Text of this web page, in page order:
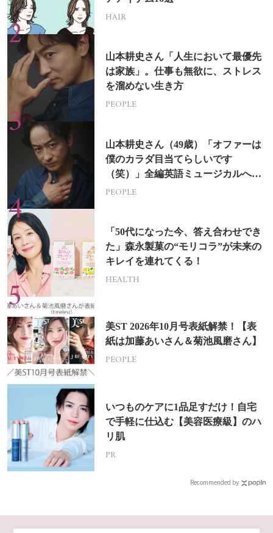
HAIR
山本耕史さん「人生において最優先
は家族」。仕事も無欲に、ストレス
を溜めない生き方
PEOPLE
山本耕史さん（49歳）「オファーは
僕のカラダ目当てらしいです
（笑）」全編英語ミュージカルへの
挑戦
PEOPLE
「50代になった今、答え合わせでき
た」森永製菓の“モリコラ”が未来の
キレイを連れてくる！
HEALTH
美ST 2026年10月号表紙解禁！【表
紙は加藤あいさん＆菊池風磨さん】
PEOPLE
いつものケアに1品足すだけ！自宅
で手軽に仕込む【美容医療級】のハ
リ肌
PR
Recommended by